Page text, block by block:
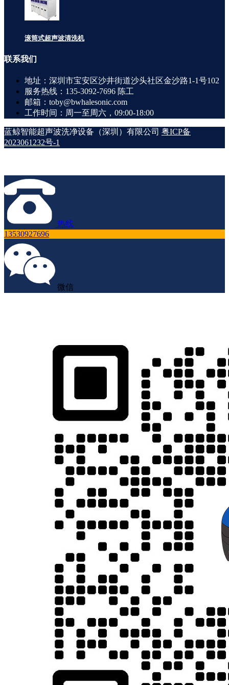
滚筒式超声波清洗机
联系我们
地址：深圳市宝安区沙井街道沙头社区金沙路1-1号102
服务热线：135-3092-7696 陈工
邮箱：toby@bwhalesonic.com
工作时间：周一至周六，09:00-18:00
蓝鲸智能超声波洗净设备（深圳）有限公司 粤ICP备
2023061232号-1
热线
13530927696
微信